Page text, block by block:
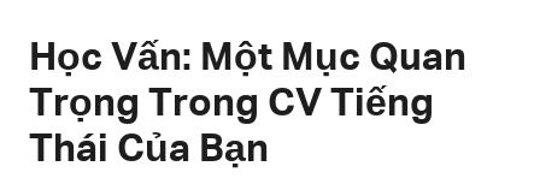
Học Vấn: Một Mục Quan
Trọng Trong CV Tiếng
Thái Của Bạn